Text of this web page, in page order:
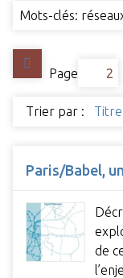
Mots-clés:
Page
Trier par : Titre
Paris/Babel,
de